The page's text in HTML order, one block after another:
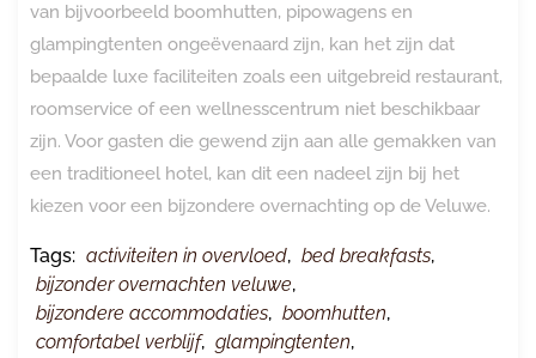
van bijvoorbeeld boomhutten, pipowagens en
glampingtenten ongeëvenaard zijn, kan het zijn dat
bepaalde luxe faciliteiten zoals een uitgebreid restaurant,
roomservice of een wellnesscentrum niet beschikbaar
zijn. Voor gasten die gewend zijn aan alle gemakken van
een traditioneel hotel, kan dit een nadeel zijn bij het
kiezen voor een bijzondere overnachting op de Veluwe.
Tags: activiteiten in overvloed, bed breakfasts,
bijzonder overnachten veluwe,
bijzondere accommodaties, boomhutten,
comfortabel verblijf, glampingtenten,